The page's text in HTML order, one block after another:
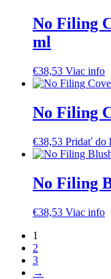
No Filing
ml
€38,53 Viac info
No Filing
€38,53 Pridať do
No Filing
€38,53 Viac info
1
2
3
→